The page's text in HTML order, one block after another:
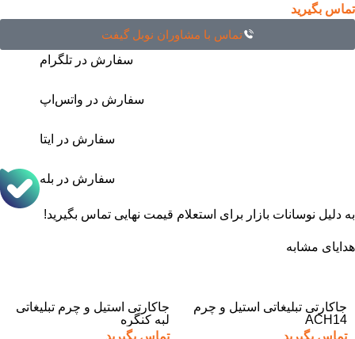
تماس بگیرید
تماس با مشاوران نوبل گیفت
سفارش در تلگرام
سفارش در واتس‌اپ
سفارش در ایتا
سفارش در بله
به دلیل نوسانات بازار برای استعلام قیمت نهایی تماس بگیرید!
هدایای مشابه
جاکارتی تبلیغاتی استیل و چرم
ACH14
تماس بگیرید
جاکارتی استیل و چرم تبلیغاتی
لبه کنگره
تماس بگیرید